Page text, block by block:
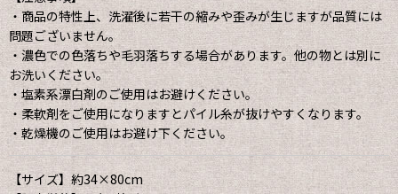
・商品の特性上、洗濯後に若干の縮みや歪みが生じますが品質には
問題ございません。
・濃色での色落ちや毛羽落ちする場合があります。他の物とは別に
お洗いください。
・塩素系漂白剤のご使用はお避けください。
・柔軟剤をご使用になりますとパイル糸が抜けやすくなります。
・乾燥機のご使用はお避け下ください。
【サイズ】約34×80cm